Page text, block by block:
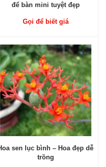
để bàn mini tuyệt đẹp
Gọi để biết giá
sen lục bình – Hoa đẹp dễ
trồng